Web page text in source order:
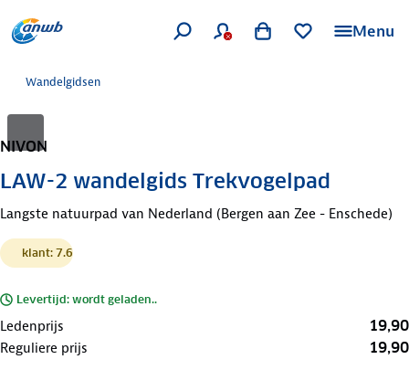
Menu
Wandelgidsen
NIVON
LAW-2 wandelgids Trekvogelpad
Langste natuurpad van Nederland (Bergen aan Zee - Enschede)
klant: 7.6
Levertijd: wordt geladen..
Ledenprijs 19,90
Reguliere prijs 19,90